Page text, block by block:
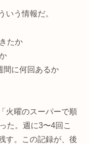
いう情報だ。
たか
間に何回あるか
火曜のスーパーで順
た。週に3〜4回こ
す。この記録が、後